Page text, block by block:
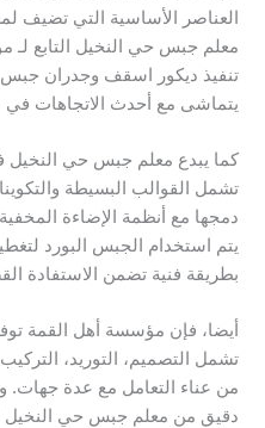
العناصر الأساسية التي تضيف
معلم جبس حي النخيل التابع لـ
تنفيذ ديكور اسقف وجدران
يتماشى مع أحدث الاتجاهات في
كما يبدع معلم جبس حي النخيل
تشمل القوالب البسيطة
دمجها مع أنظمة الإضاءة
يتم استخدام الجبس البورد
بطريقة فنية تضمن الاستفادة
أيضا، فإن مؤسسة أهل القمة
تشمل التصميم، التوريد،
من عناء التعامل مع عدة جهات.
دقيق من معلم جبس حي النخيل